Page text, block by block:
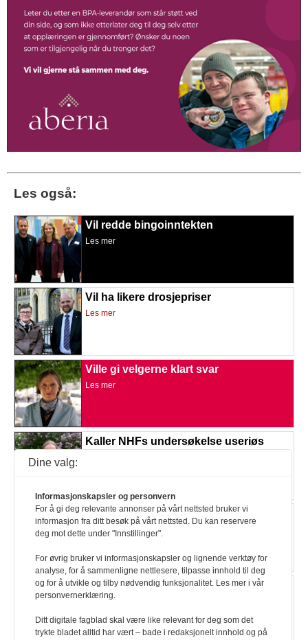
Les også:
Vil redde bingoinntekten
Les mer
Vil ha likere drosjepriser
Les mer
Ville gi velgerne klart svar
Les mer
Kaller NHFs undersøkelse useriøs
NHF-refs til Høyre og Sp
Les mer
Støtter lovforslaget
Les mer
Dine valg:
Informasjonskapsler og personvern
For å gi deg relevante annonser på vårt nettsted bruker vi
informasjon fra ditt besøk på vårt nettsted. Du kan reservere
deg mot dette under "Innstillinger".
For øvrig bruker vi informasjonskapsler og lignende verktøy for
analyse, for å sammenligne nettlesere, tilpasse innhold til deg
og for å utvikle og tilby nødvendig funksjonalitet. Les mer i vår
personvernerklæring.
Ditt digitale fagblad skal være like relevant for deg som det
trykte bladet alltid har vært – bade i redaksjonelt innhold og på